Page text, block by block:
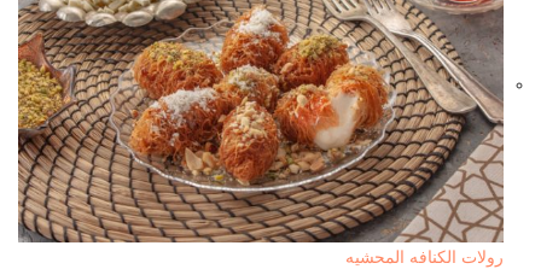
رولات الكنافه المحشيه